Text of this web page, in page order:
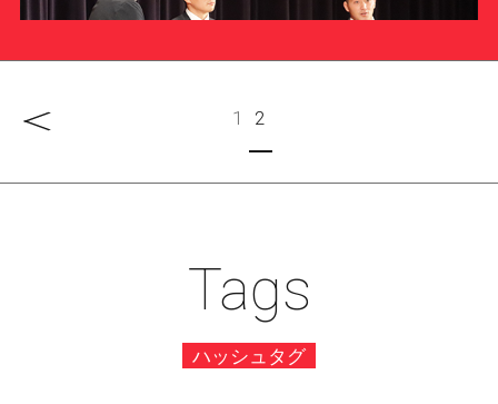
ー部OBによる報告会を実施しました
帝京スポーツサポーターの会のメンバー大募集！
1 2
Tags
ハッシュタグ